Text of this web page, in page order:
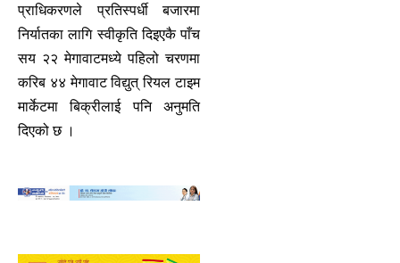
प्राधिकरणले प्रतिस्पर्धी बजारमा
निर्यातका लागि स्वीकृति दिइएकै पाँच
सय २२ मेगावाटमध्ये पहिलो चरणमा
करिब ४४ मेगावाट विद्युत् रियल टाइम
मार्केटमा बिक्रीलाई पनि अनुमति
दिएको छ ।